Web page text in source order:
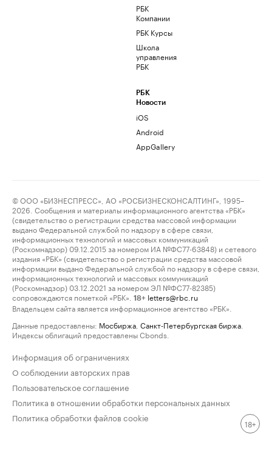
РБК
Компании
РБК Курсы
Школа
управления
РБК
РБК
Новости
iOS
Android
AppGallery
© ООО «БИЗНЕСПРЕСС», АО «РОСБИЗНЕСКОНСАЛТИНГ», 1995–
2026. Сообщения и материалы информационного агентства «РБК»
(свидетельство о регистрации средства массовой информации
выдано Федеральной службой по надзору в сфере связи,
информационных технологий и массовых коммуникаций
(Роскомнадзор) 09.12.2015 за номером ИА №ФС77-63848) и сетевого
издания «РБК» (свидетельство о регистрации средства массовой
информации выдано Федеральной службой по надзору в сфере связи,
информационных технологий и массовых коммуникаций
(Роскомнадзор) 03.12.2021 за номером ЭЛ №ФС77-82385)
сопровождаются пометкой «РБК».
18+ letters@rbc.ru
Владельцем сайта является информационное агентство «РБК».
Данные предоставлены: Мосбиржа Санкт-Петербургская биржа
Индексы облигаций предоставлены Cbonds.
Информация об ограничениях
О соблюдении авторских прав
Пользовательское соглашение
Политика в отношении обработки персональных данных
Политика обработки файлов cookie
18+